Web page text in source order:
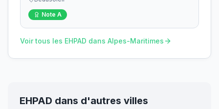
Note A
Voir tous les EHPAD dans Alpes-Maritimes
EHPAD dans d'autres villes